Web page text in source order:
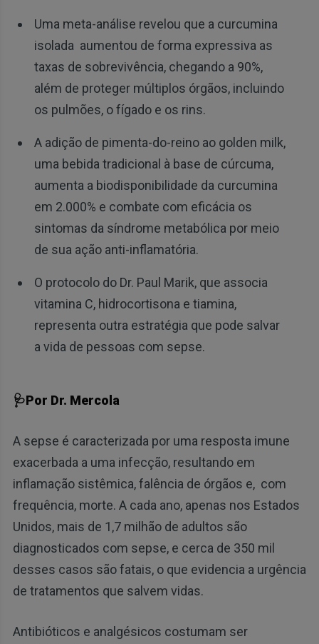
Uma meta-análise revelou que a curcumina
isolada aumentou de forma expressiva as
taxas de sobrevivência, chegando a 90%,
além de proteger múltiplos órgãos, incluindo
os pulmões, o fígado e os rins.
A adição de pimenta-do-reino ao golden milk,
uma bebida tradicional à base de cúrcuma,
aumenta a biodisponibilidade da curcumina
em 2.000% e combate com eficácia os
sintomas da síndrome metabólica por meio
de sua ação anti-inflamatória.
O protocolo do Dr. Paul Marik, que associa
vitamina C, hidrocortisona e tiamina,
representa outra estratégia que pode salvar
a vida de pessoas com sepse.
🩺Por Dr. Mercola
A sepse é caracterizada por uma resposta imune
exacerbada a uma infecção, resultando em
inflamação sistêmica, falência de órgãos e, com
frequência, morte. A cada ano, apenas nos Estados
Unidos, mais de 1,7 milhão de adultos são
diagnosticados com sepse, e cerca de 350 mil
desses casos são fatais, o que evidencia a urgência
de tratamentos que salvem vidas.
Antibióticos e analgésicos costumam ser